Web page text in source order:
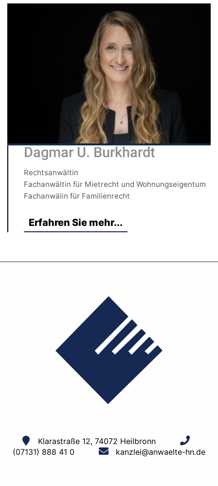
Dagmar U. Burkhardt
Rechtsanwältin
Fachanwältin für Mietrecht und Wohnungseigentum
Fachanwälin für Familienrecht
Erfahren Sie mehr...
Klarastraße 12, 74072 Heilbronn
(07131) 888 41 0
kanzlei@anwaelte-hn.de